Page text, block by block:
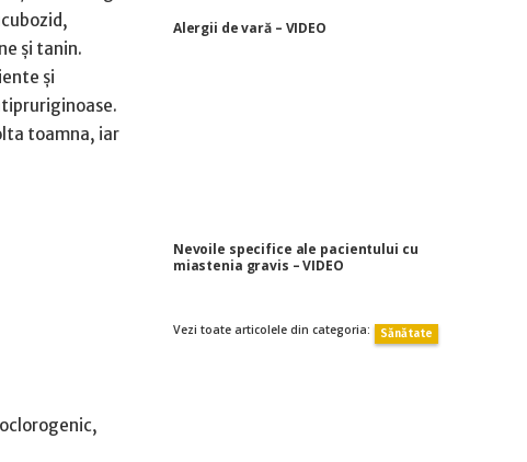
şi tanin.
şi
toamna, iar
Alergii de vară – VIDEO
Nevoile specifice ale pacientului cu
miastenia gravis – VIDEO
Vezi toate articolele din categoria: Sănătate